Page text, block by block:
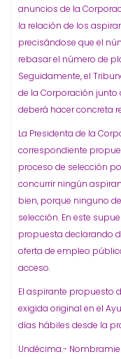
anuncios de la
la relación de los
precisándose que el
rebasar el número de
Seguidamente, el
de la Corporación junto
deberá hacer concreta
La Presidenta de la
correspondiente
proceso de selección
concurrir ningún
bien, porque ninguno
selección. En este
propuesta declarando
oferta de empleo
acceso.
El aspirante propuesto
exigida original en el
días hábiles desde la
Undécima.-